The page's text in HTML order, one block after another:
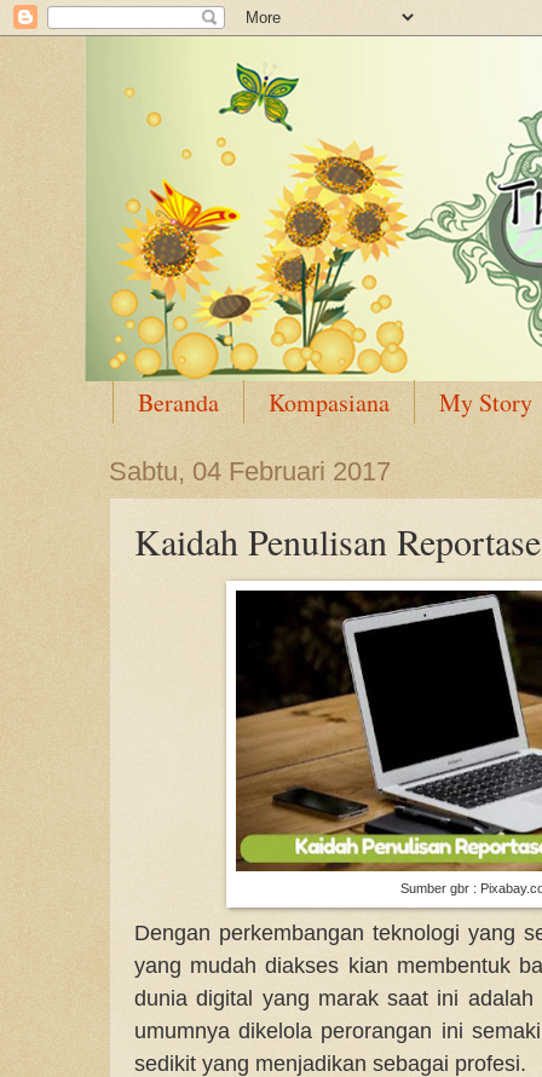
Beranda Kompasiana My Story
Sabtu, 04 Februari 2017
Kaidah Penulisan
Sumber gbr :
Dengan perkembangan teknologi yang
yang mudah diakses kian membentuk
dunia digital yang marak saat ini
umumnya dikelola perorangan ini
sedikit yang menjadikan sebagai profesi.